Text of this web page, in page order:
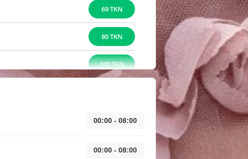
69 TKN
80 TKN
100 TKN
00:00 - 08:00
00:00 - 08:00